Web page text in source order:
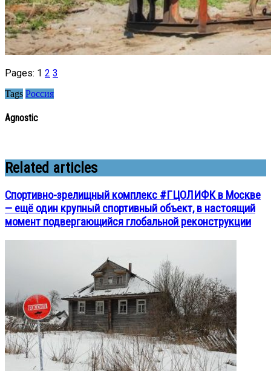
Pages: 1 2 3
Tags Россия
Agnostic
Related articles
Спортивно-зрелищный комплекс #ГЦОЛИФК в Москве
— ещё один крупный спортивный объект, в настоящий
момент подвергающийся глобальной реконструкции